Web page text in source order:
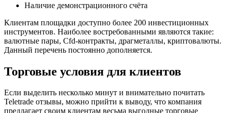
Наличие демонстрационного счёта
Клиентам площадки доступно более 200 инвестиционных
инструментов. Наиболее востребованными являются такие:
валютные пары, Cfd-контракты, драгметаллы, криптовалюты.
Данный перечень постоянно дополняется.
Торговые условия для клиентов
Если выделить несколько минут и внимательно почитать
Teletrade отзывы, можно прийти к выводу, что компания
предлагает своим клиентам весьма выгодные торговые